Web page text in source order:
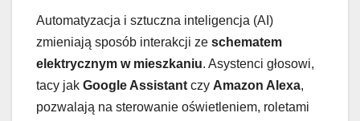
Automatyzacja i sztuczna inteligencja (AI)
zmieniają sposób interakcji ze schematem
elektrycznym w mieszkaniu. Asystenci głosowi,
tacy jak Google Assistant czy Amazon Alexa,
pozwalają na sterowanie oświetleniem, roletami